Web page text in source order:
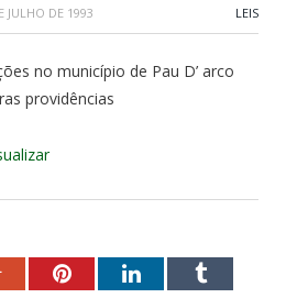
JULHO DE 1993 LEIS
no município de Pau D’ arco
providências
Google+PinterestLinkedInTumblr